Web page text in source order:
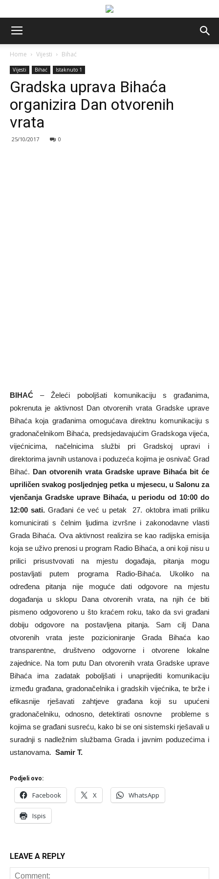
Home Vijesti Bihać
Vijesti Bihać Istaknuto 1
Gradska uprava Bihaća
organizira Dan otvorenih
vrata
25/10/2017 0
BIHAĆ – Želeći poboljšati komunikaciju s građanima,
pokrenuta je aktivnost Dan otvorenih vrata Gradske uprave
Bihaća koja građanima omogućava direktnu komunikaciju s
gradonačelnikom Bihaća, predsjedavajućim Gradskoga vijeća,
vijećnicima, načelnicima službi pri Gradskoj upravi i
direktorima javnih ustanova i poduzeća kojima je osnivač Grad
Bihać. Dan otvorenih vrata Gradske uprave Bihaća bit će
upriličen svakog posljednjeg petka u mjesecu, u Salonu za
vjenčanja Gradske uprave Bihaća, u periodu od 10:00 do
12:00 sati.Građani će već u petak 27. oktobra imati priliku
komunicirati s čelnim ljudima izvršne i zakonodavne vlasti
Grada Bihaća. Ova aktivnost realizira se kao radijska emisija
koja se uživo prenosi u program Radio Bihaća, a oni koji nisu u
prilici prisustvovati na mjestu događaja, pitanja mogu
postavljati putem programa Radio-Bihaća. Ukoliko na
određena pitanja nije moguće dati odgovore na mjestu
događanja u sklopu Dana otvorenih vrata, na njih će biti
pismeno odgovoreno u što kraćem roku, tako da svi građani
dobiju odgovore na postavljena pitanja. Sam cilj Dana
otvorenih vrata jeste pozicioniranje Grada Bihaća kao
transparentne, društveno odgovorne i otvorene lokalne
zajednice. Na tom putu Dan otvorenih vrata Gradske uprave
Bihaća ima zadatak poboljšati i unaprijediti komunikaciju
između građana, gradonačelnika i gradskih vijećnika, te brže i
efikasnije rješavati zahtjeve građana koji su upućeni
gradonačelniku, odnosno, detektirati osnovne probleme s
kojima se građani susreću, kako bi se oni sistemski rješavali u
suradnji s nadležnim službama Grada i javnim poduzećima i
ustanovama. Samir T.
Podjeli ovo:
Facebook X WhatsApp
Ispis
LEAVE A REPLY